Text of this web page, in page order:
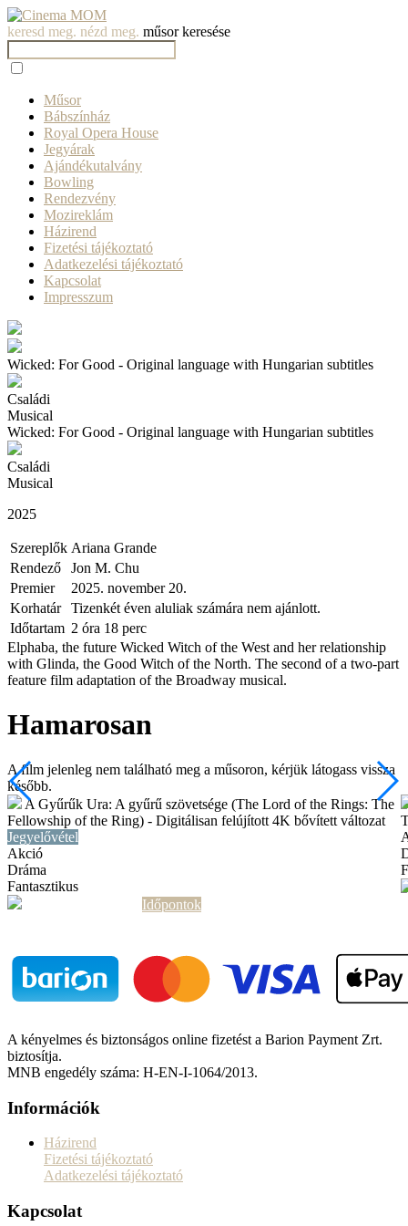
keresd meg. nézd meg. műsor keresése
Műsor
Bábszínház
Royal Opera House
Jegyárak
Ajándékutalvány
Bowling
Rendezvény
Mozireklám
Házirend
Fizetési tájékoztató
Adatkezelési tájékoztató
Kapcsolat
Impresszum
Wicked: For Good - Original language with Hungarian subtitles
Családi
Musical
Wicked: For Good - Original language with Hungarian subtitles
Családi
Musical
2025
Szereplők Ariana Grande
Rendező
Jon M. Chu
Premier
2025. november 20.
Korhatár
Tizenkét éven aluliak számára nem ajánlott.
Időtartam 2 óra 18 perc
Elphaba, the future Wicked Witch of the West and her relationship
with Glinda, the Good Witch of the North. The second of a two-part
feature film adaptation of the Broadway musical.
Hamarosan
A film jelenleg nem található meg a műsoron, kérjük látogass vissza
később.
A Gyűrűk Ura: A gyűrű szövetsége (The Lord of the Rings: The
Fellowship of the Ring) - Digitálisan felújított 4K bővített változat
Jegyelővétel
Akció
Dráma
Fantasztikus
Időpontok
A kényelmes és biztonságos online fizetést a Barion Payment Zrt.
biztosítja.
MNB engedély száma: H-EN-I-1064/2013.
Információk
Házirend
Fizetési tájékoztató
Adatkezelési tájékoztató
Kapcsolat